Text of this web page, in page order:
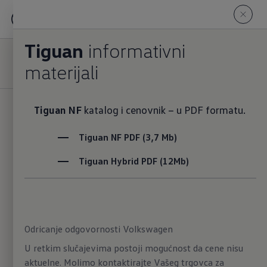
NoviTiguan
Cena
Snaga motora (kW) Snaga motora (KS)
Tiguan informativni
materijali
Tiguan NFkatalog i cenovnik − u PDF formatu.
Tiguan NF PDF (3,7 Mb)
Tiguan Hybrid PDF (12Mb)
Odricanje odgovornosti Volkswagen
U retkim slučajevima postoji mogućnost da cene nisu
aktuelne. Molimo kontaktirajte Vašeg trgovca za